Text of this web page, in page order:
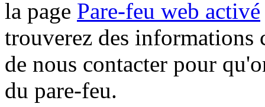
la page Pare-feu web activé
trouverez des informations
de nous contacter pour
du pare-feu.